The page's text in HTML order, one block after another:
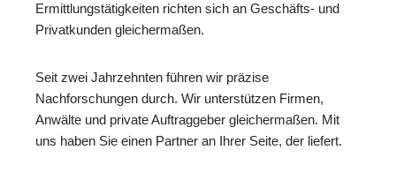
Ermittlungstätigkeiten richten sich an Geschäfts- und
Privatkunden gleichermaßen.
Seit zwei Jahrzehnten führen wir präzise
Nachforschungen durch. Wir unterstützen Firmen,
Anwälte und private Auftraggeber gleichermaßen. Mit
uns haben Sie einen Partner an Ihrer Seite, der liefert.